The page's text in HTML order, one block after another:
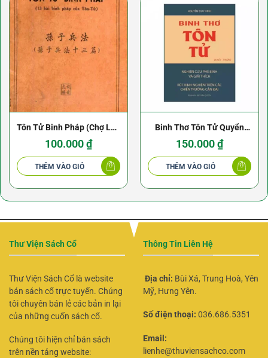
Tôn Tử Binh Pháp (Chợ Lớn
1955) – Thi Đạt Chí
100.000₫
THÊM VÀO GIỎ
Binh Thơ Tôn Tử Quyển
Thượng – Nguyễn Duy
Hinh – NXB Khai Trí 1973
150.000₫
THÊM VÀO GIỎ
Thư Viện Sách Cổ
Thư Viện Sách Cổ là website
bán sách cổ trực tuyến. Chúng
tôi chuyên bán lẻ các bản in lại
của những cuốn sách cổ.
Chúng tôi hiện chỉ bán sách
trên nền tảng website:
Thông Tin Liên Hệ
Địa chỉ: Bùi Xá, Trung Hoà, Yên
Mỹ, Hưng Yên.
Số điện thoại: 036.686.5351
Email:
lienhe@thuviensachco.com